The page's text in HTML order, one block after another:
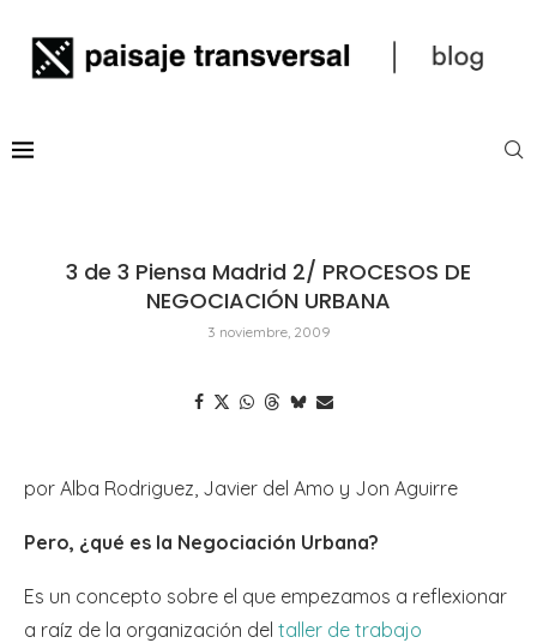
3 de 3 Piensa Madrid 2/ PROCESOS DE
NEGOCIACIÓN URBANA
3 noviembre, 2009
por Alba Rodriguez, Javier del Amo y Jon Aguirre
Pero, ¿qué es la Negociación Urbana?
Es un concepto sobre el que empezamos a reflexionar
a raíz de la organización del taller de trabajo